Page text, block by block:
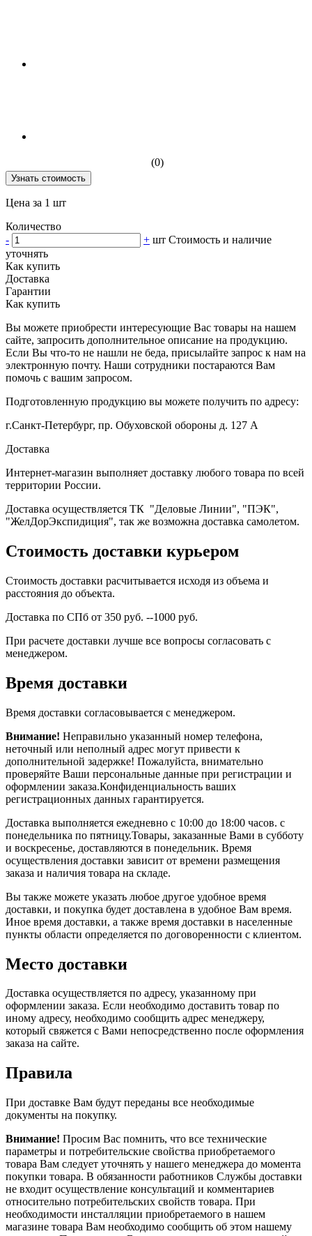
(0)
Узнать стоимость
Цена за 1 шт
Количество
-
+ шт Стоимость и наличие
уточнять
Как купить
Доставка
Гарантии
Как купить
Вы можете приобрести интересующие Вас товары на нашем
сайте, запросить дополнительное описание на продукцию.
Если Вы что-то не нашли не беда, присылайте запрос к нам на
электронную почту. Наши сотрудники постараются Вам
помочь с вашим запросом.
Подготовленную продукцию вы можете получить по адресу:
г.Санкт-Петербург, пр. Обуховской обороны д. 127 А
Доставка
Интернет-магазин выполняет доставку любого товара по всей
территории России.
Доставка осуществляется ТК "Деловые Линии", "ПЭК",
"ЖелДорЭкспидиция", так же возможна доставка самолетом.
Стоимость доставки курьером
Стоимость доставки расчитывается исходя из объема и
расстояния до объекта.
Доставка по СПб от 350 руб. --1000 руб.
При расчете доставки лучше все вопросы согласовать с
менеджером.
Время доставки
Время доставки согласовывается с менеджером.
Внимание! Неправильно указанный номер телефона,
неточный или неполный адрес могут привести к
дополнительной задержке! Пожалуйста, внимательно
проверяйте Ваши персональные данные при регистрации и
оформлении заказа.Конфиденциальность ваших
регистрационных данных гарантируется.
Доставка выполняется ежедневно с 10:00 до 18:00 часов. с
понедельника по пятницу.Товары, заказанные Вами в субботу
и воскресенье, доставляются в понедельник. Время
осуществления доставки зависит от времени размещения
заказа и наличия товара на складе.
Вы также можете указать любое другое удобное время
доставки, и покупка будет доставлена в удобное Вам время.
Иное время доставки, а также время доставки в населенные
пункты области определяется по договоренности с клиентом.
Место доставки
Доставка осуществляется по адресу, указанному при
оформлении заказа. Если необходимо доставить товар по
иному адресу, необходимо сообщить адрес менеджеру,
который свяжется с Вами непосредственно после оформления
заказа на сайте.
Правила
При доставке Вам будут переданы все необходимые
документы на покупку.
Внимание! Просим Вас помнить, что все технические
параметры и потребительские свойства приобретаемого
товара Вам следует уточнять у нашего менеджера до момента
покупки товара. В обязанности работников Службы доставки
не входит осуществление консультаций и комментариев
относительно потребительских свойств товара. При
необходимости инсталляции приобретаемого в нашем
магазине товара Вам необходимо сообщить об этом нашему